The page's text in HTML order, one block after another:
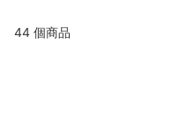
44 個商品